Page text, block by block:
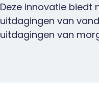
Deze innovatie biedt
uitdagingen van
uitdagingen van